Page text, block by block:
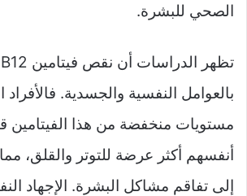
الصحي للبشرة.
بالعوامل النفسية والجسدية. فالأفراد
مستويات منخفضة من هذا الفيتامين
أنفسهم أكثر عرضة للتوتر والقلق،
إلى تفاقم مشاكل البشرة. الإجهاد